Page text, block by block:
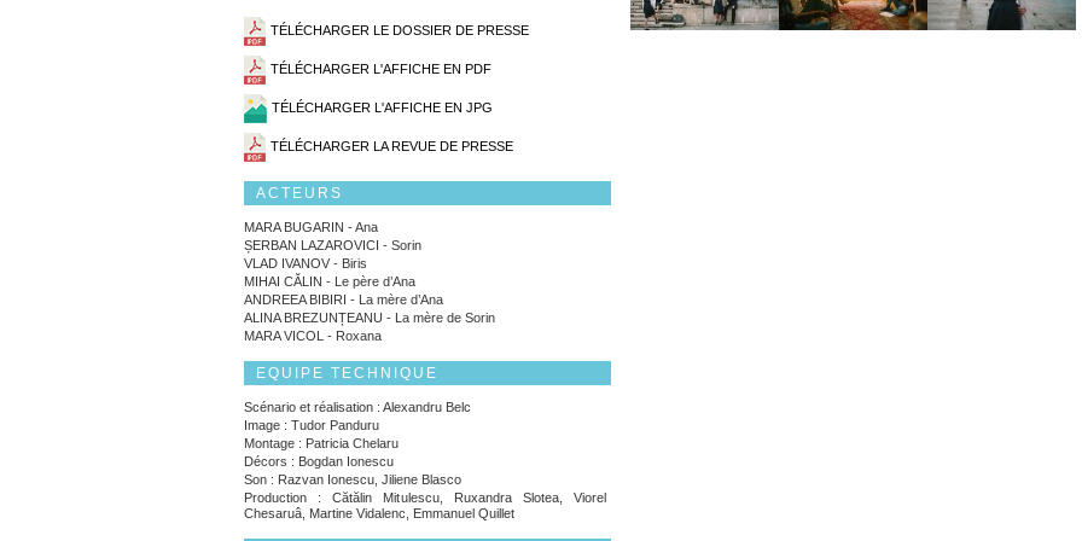
TÉLÉCHARGER LE DOSSIER DE PRESSE
TÉLÉCHARGER L'AFFICHE EN PDF
TÉLÉCHARGER L'AFFICHE EN JPG
TÉLÉCHARGER LA REVUE DE PRESSE
ACTEURS
MARA BUGARIN - Ana
ȘERBAN LAZAROVICI - Sorin
VLAD IVANOV - Biris
MIHAI CĂLIN - Le père d’Ana
ANDREEA BIBIRI - La mère d’Ana
ALINA BREZUNȚEANU - La mère de Sorin
MARA VICOL - Roxana
EQUIPE TECHNIQUE
Scénario et réalisation : Alexandru Belc
Image : Tudor Panduru
Montage : Patricia Chelaru
Décors : Bogdan Ionescu
Son : Razvan Ionescu, Jiliene Blasco
Production : Cătălin Mitulescu, Ruxandra Slotea, Viorel
Chesaruâ, Martine Vidalenc, Emmanuel Quillet